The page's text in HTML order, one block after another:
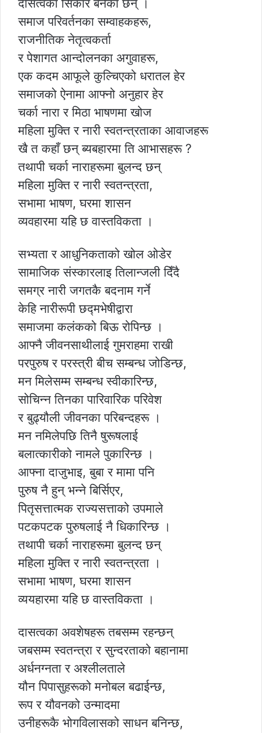
दासत्वका सिकार बनेका छन् ।
समाज परिवर्तनका सम्वाहकहरू,
राजनीतिक नेतृत्वकर्ता
र पेशागत आन्दोलनका अगुवाहरू,
एक कदम आफूले कुल्चिएको धरातल हेर
समाजको ऐनामा आफ्नो अनुहार हेर
चर्का नारा र मिठा भाषणमा खोज
महिला मुक्ति र नारी स्वतन्त्रताका आवाजहरू
खै त कहाँ छन् ब्यबहारमा ति आभासहरू ?
तथापी चर्का नाराहरूमा बुलन्द छन्
महिला मुक्ति र नारी स्वतन्त्रता,
सभामा भाषण, घरमा शासन
व्यवहारमा यहि छ वास्तविकता ।
सभ्यता र आधुनिकताको खोल ओडेर
सामाजिक संस्कारलाइ तिलान्जली दिँदै
समग्र नारी जगतकै बदनाम गर्ने
केहि नारीरूपी छद्मभेषीद्वारा
समाजमा कलंकको बिऊ रोपिन्छ ।
आफ्नै जीवनसाथीलाई गुमराहमा राखी
परपुरुष र परस्त्री बीच सम्बन्ध जोडिन्छ,
मन मिलेसम्म सम्बन्ध स्वीकारिन्छ,
सोचिन्न तिनका पारिवारिक परिवेश
र बुढ्यौली जीवनका परिबन्दहरू ।
मन नमिलेपछि तिनै षुरूषलाई
बलात्कारीको नामले पुकारिन्छ ।
आफ्ना दाजुभाइ, बुबा र मामा पनि
पुरुष नै हुन् भन्ने बिर्सिएर,
पितृसत्तात्मक राज्यसत्ताको उपमाले
पटकपटक पुरुषलाई नै धिकारिन्छ ।
तथापी चर्का नाराहरूमा बुलन्द छन्
महिला मुक्ति र नारी स्वतन्त्रता ।
सभामा भाषण, घरमा शासन
व्ययहारमा यहि छ वास्तविकता ।
दासत्वका अवशेषहरू तबसम्म रहन्छन्
जबसम्म स्वतन्त्रा र सुन्दरताको बहानामा
अर्धनग्नता र अश्लीलताले
यौन पिपासुहरूको मनोबल बढाईन्छ,
रूप र यौवनको उन्मादमा
उनीहरूकै भोगविलासको साधन बनिन्छ,